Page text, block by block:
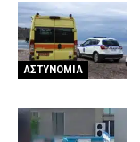
ΑΣΤΥΝΟΜΙΑ